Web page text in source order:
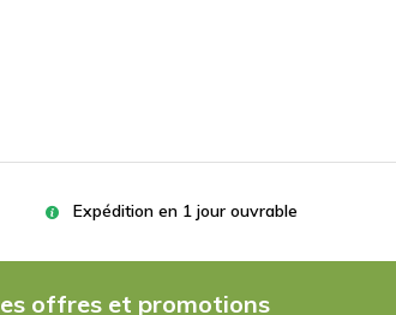
Expédition en 1 jour ouvrable
offres et promotions